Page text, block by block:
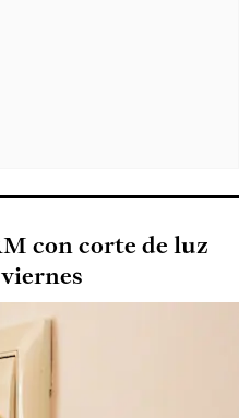
con corte de luz